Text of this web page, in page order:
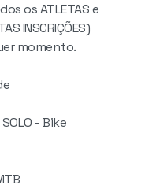
os ATLETAS e
INSCRIÇÕES)
momento.
- Bike